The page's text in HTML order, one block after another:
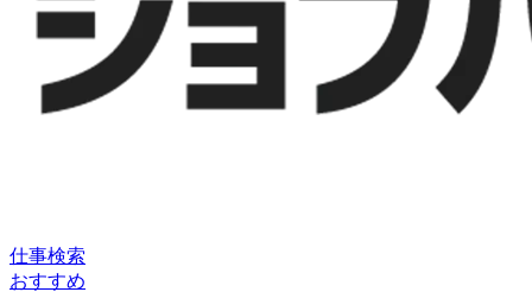
仕事検索
おすすめ